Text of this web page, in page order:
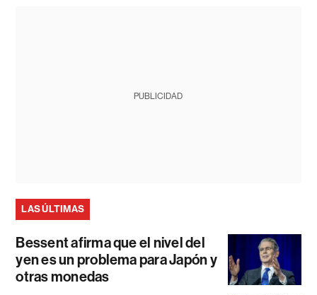
PUBLICIDAD
LAS ÚLTIMAS
Bessent afirma que el nivel del
yen es un problema para Japón y
otras monedas